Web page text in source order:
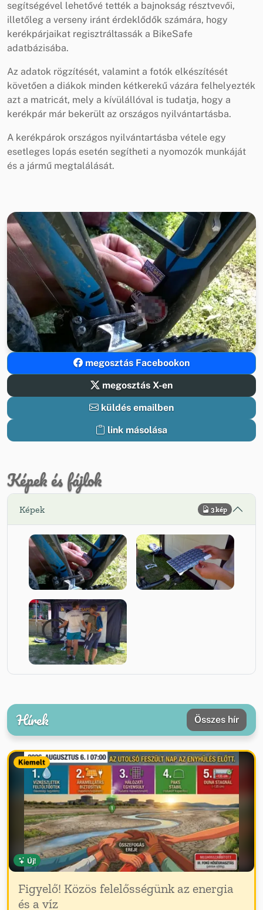
segítségével lehetővé tették a bajnokság résztvevői,
illetőleg a verseny iránt érdeklődők számára, hogy
kerékpárjaikat regisztráltassák a BikeSafe
adatbázisába.
Az adatok rögzítését, valamint a fotók elkészítését
követően a diákok minden kétkerekű vázára felhelyezték
azt a matricát, mely a kívülállóval is tudatja, hogy a
kerékpár már bekerült az országos nyilvántartásba.
A kerékpárok országos nyilvántartásba vétele egy
esetleges lopás esetén segítheti a nyomozók munkáját
és a jármű megtalálását.
megosztás Facebookon
megosztás X-en
küldés emailben
link másolása
Képek és fájlok
Képek 3 kép
Hírek Összes hír
Kiemelt
Új!
Figyelő! Közös felelősségünk az energia
és a víz